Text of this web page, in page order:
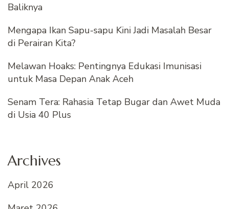
Baliknya
Mengapa Ikan Sapu-sapu Kini Jadi Masalah Besar
di Perairan Kita?
Melawan Hoaks: Pentingnya Edukasi Imunisasi
untuk Masa Depan Anak Aceh
Senam Tera: Rahasia Tetap Bugar dan Awet Muda
di Usia 40 Plus
Archives
April 2026